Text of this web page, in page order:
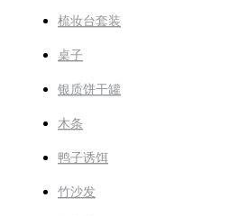
梳妆台套装
桌子
银质饼干罐
木条
鸭子诱饵
竹沙发